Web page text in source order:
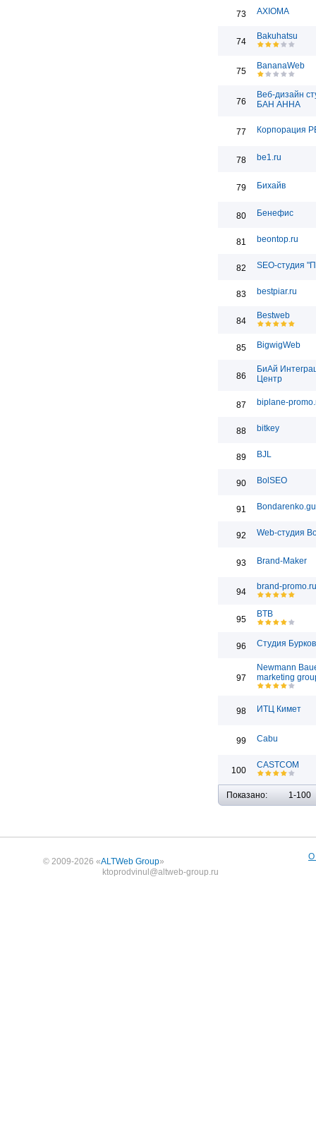
73 AXIOMA
74
Bakuhatsu
75
BananaWeb
76
Веб-дизайн
БАН АННА
77 Корпорация
78 be1.ru
79 Бихайв
80 Бенефис
81 beontop.ru
82 SEO-студия
83 bestpiar.ru
84
Bestweb
85 BigwigWeb
86
БиАй
Центр
87 biplane-
88 bitkey
89 BJL
90 BolSEO
91
92 Web-студия
93 Brand-Maker
94
brand-promo.ru
95
BTB
96 Студия
97
Newmann
marketing
98 ИТЦ Кимет
99 Cabu
100
CASTCOM
Показано: 1-100
© 2009-2026 «ALTWeb Group»
ktoprodvinul@altweb-group.ru
О